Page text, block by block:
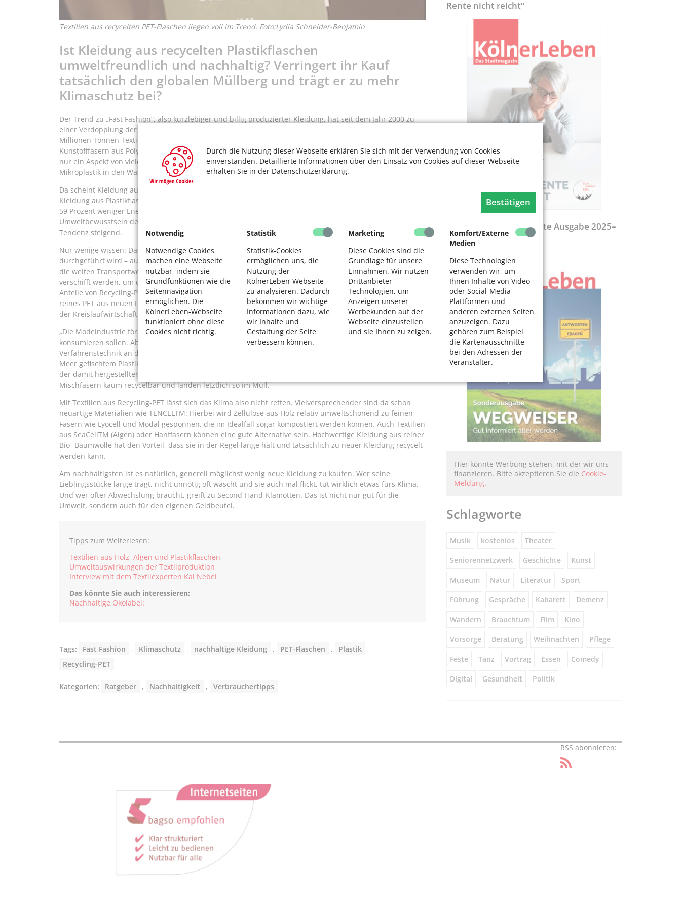
Durch die Nutzung dieser Webseite erklären Sie sich mit der Verwendung von Cookies
einverstanden. Detaillierte Informationen über den Einsatz von Cookies auf dieser Webseite
erhalten Sie in der Datenschutzerklärung.
Bestätigen
Notwendig
Notwendige Cookies
machen eine Webseite
nutzbar, indem sie
Grundfunktionen wie die
Seitennavigation
ermöglichen. Die
KölnerLeben-Webseite
funktioniert ohne diese
Cookies nicht richtig.
Statistik
Statistik-Cookies
ermöglichen uns, die
Nutzung der
KölnerLeben-Webseite
zu analysieren. Dadurch
bekommen wir wichtige
Informationen dazu, wie
wir Inhalte und
Gestaltung der Seite
verbessern können.
Marketing
Diese Cookies sind die
Grundlage für unsere
Einnahmen. Wir nutzen
Drittanbieter-
Technologien, um
Anzeigen unserer
Werbekunden auf der
Webseite einzustellen
und sie Ihnen zu zeigen.
Komfort/Externe
Medien
Diese Technologien
verwenden wir, um
Ihnen Inhalte von Video-
oder Social-Media-
Plattformen und
anderen externen Seiten
anzuzeigen. Dazu
gehören zum Beispiel
die Kartenausschnitte
bei den Adressen der
Veranstalter.
Textilien aus recycelten PET-Flaschen liegen voll im Trend. Foto:Lydia Schneider-Benjamin
Ist Kleidung aus recycelten Plastikflaschen
umweltfreundlich und nachhaltig? Verringert ihr Kauf
tatsächlich den globalen Müllberg und trägt er zu mehr
Klimaschutz bei?
Der Trend zu „Fast Fashion“, also kurzlebiger und billig produzierter Kleidung, hat seit dem Jahr 2000 zu
einer Verdopplung der weltweiten Textilproduktion geführt. Für das Jahr 2030 wird erwartet, dass 145
Millionen Tonnen Textilien hergestellt werden. Mindestens 60 Prozent dieser Kleidungsstücke enthalten
Kunstofffasern aus Polyethylen (PE), welches aus Erdöl hergestellt wird. Ihre Klimabilanz ist verheerend,
nur ein Aspekt von vielen: Durch die Produktion und das Waschen dieser Textilien gelangt immer mehr
Mikroplastik in den Wasserkreislauf.
Da scheint Kleidung aus recyceltem PET (Polyethylenterephthalat) eine gute Idee zu sein. Tatsächlich wirkt
Kleidung aus Plastikflaschen gegenüber der Neuherstellung zunächst einmal umweltfreundlicher zu sein:
59 Prozent weniger Energie wird dabei verbraucht, die CO2- Emissionen sind 32 Prozent niedriger. Da das
Umweltbewusstsein der Konsumenten wächst, liegt der Anteil dieser Kleidung mittlerweile bei 14 Prozent,
Tendenz steigend.
Nur wenige wissen: Das Recycling der Flaschen ist sehr energieaufwändig und – falls es chemisch
durchgeführt wird – auch mit zahlreichen Schadstoffen für Mensch und Natur verbunden. Hinzu kommen
die weiten Transportwege. Die Abfall-Flaschen müssen in der Regel erst einmal um die halbe Welt
verschifft werden, um dann in Billiglohnländern verarbeitet zu werden. Nicht zuletzt sind die tatsächlichen
Anteile von Recycling-PET in den Textilien nicht nachweispflichtig. Da ist es für die Produzenten einfacher,
reines PET aus neuen Flaschen zu verwenden und das geschieht häufig. Diese fehlen dann wiederum in
der Kreislaufwirtschaft und müssen zusätzlich produziert werden.
„Die Modeindustrie fördert das Image vom textilen Kreislauf, weil wir mit gutem Gewissen schnell und viel
konsumieren sollen. Aber das geht ökologisch nicht auf“, sagt Kai Nebel, Ingenieur für textile
Verfahrenstechnik an der Hochschule Reutlingen. Auch die Verwendung von „Ocean Plastic“, also aus dem
Meer gefischtem Plastikmüll und „Geisternetzen“, löse dieses Problem nicht, da der tatsächliche Anteil in
der damit hergestellten Kleidung häufig verschwindend gering sei. Um am Ende sind diese Textilien aus
Mischfasern kaum recycelbar und landen letztlich so im Müll.
Mit Textilien aus Recycling-PET lässt sich das Klima also nicht retten. Vielversprechender sind da schon
neuartige Materialien wie TENCELTM: Hierbei wird Zellulose aus Holz relativ umweltschonend zu feinen
Fasern wie Lyocell und Modal gesponnen, die im Idealfall sogar kompostiert werden können. Auch Textilien
aus SeaCellTM (Algen) oder Hanffasern können eine gute Alternative sein. Hochwertige Kleidung aus reiner
Bio- Baumwolle hat den Vorteil, dass sie in der Regel lange hält und tatsächlich zu neuer Kleidung recycelt
werden kann.
Am nachhaltigsten ist es natürlich, generell möglichst wenig neue Kleidung zu kaufen. Wer seine
Lieblingsstücke lange trägt, nicht unnötig oft wäscht und sie auch mal flickt, tut wirklich etwas fürs Klima.
Und wer öfter Abwechslung braucht, greift zu Second-Hand-Klamotten. Das ist nicht nur gut für die
Umwelt, sondern auch für den eigenen Geldbeutel.
Tipps zum Weiterlesen:
Textilien aus Holz, Algen und Plastikflaschen
Umweltauswirkungen der Textilproduktion
Interview mit dem Textilexperten Kai Nebel
Das könnte Sie auch interessieren:
Nachhaltige Ökolabel:
Tags: Fast Fashion , Klimaschutz , nachhaltige Kleidung , PET-Flaschen , Plastik
,
Recycling-PET
Kategorien: Ratgeber , Nachhaltigkeit , Verbrauchertipps
Rente nicht reicht“
Wegweiser - Aktualisierte Ausgabe 2025–
2027
Hier könnte Werbung stehen, mit der wir uns
finanzieren. Bitte akzeptieren Sie die Cookie-
Meldung.
Schlagworte
Musik kostenlos Theater
Seniorennetzwerk Geschichte Kunst
Museum Natur Literatur Sport
Führung Gespräche Kabarett Demenz
Wandern Brauchtum Film Kino
Vorsorge Beratung Weihnachten Pflege
Feste Tanz Vortrag Essen Comedy
Digital Gesundheit Politik
RSS abonnieren: